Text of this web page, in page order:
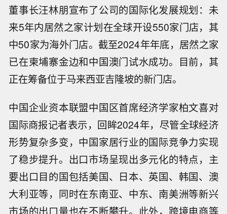
董事长汪林朋宣布了公司的国际化发展规划：未
来5年内居然之家计划在全球开设550家门店，其
中50家为海外门店。截至2024年年底，居然之家
已在柬埔寨金边和中国澳门试水成功。目前，其
正在筹备位于马来西亚吉隆坡的新门店。
中国企业资本联盟中国区首席经济学家柏文喜对
国际商报记者表示，回眸2024年，尽管全球经济
形势复杂多变，中国家居行业的国际竞争力实现
了稳步提升。出口市场呈现出多元化的特点，主
要出口目的国包括美国、日本、英国、韩国、澳
大利亚等，同时在东南亚、中东、南美洲等新兴
市场的出口量也在不断攀升。此外，跨境电商等